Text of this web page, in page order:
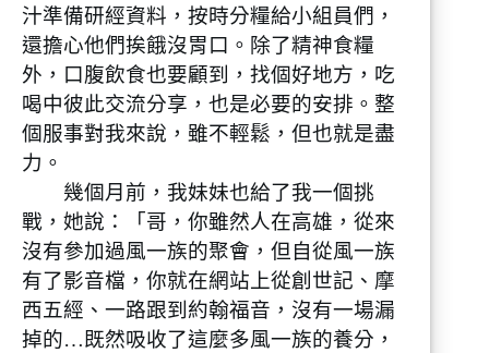
汁準備研經資料，按時分糧給小組員們，
還擔心他們挨餓沒胃口。除了精神食糧
外，口腹飲食也要顧到，找個好地方，吃
喝中彼此交流分享，也是必要的安排。整
個服事對我來說，雖不輕鬆，但也就是盡
力。
幾個月前，我妹妹也給了我一個挑
戰，她說：「哥，你雖然人在高雄，從來
沒有參加過風一族的聚會，但自從風一族
有了影音檔，你就在網站上從創世記、摩
西五經、一路跟到約翰福音，沒有一場漏
掉的…既然吸收了這麼多風一族的養分，